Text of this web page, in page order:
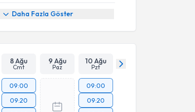
Daha Fazla Göster
8 Ağu
Cmt
9 Ağu
Paz
10 Ağu
Pzt
09:00
09:20
09:00
09:20